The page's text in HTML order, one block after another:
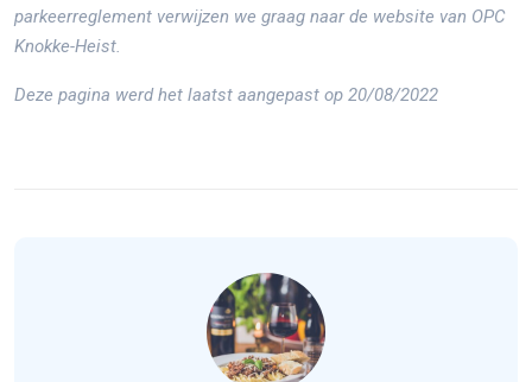
parkeerreglement verwijzen we graag naar de website van OPC
Knokke-Heist.
Deze pagina werd het laatst aangepast op 20/08/2022